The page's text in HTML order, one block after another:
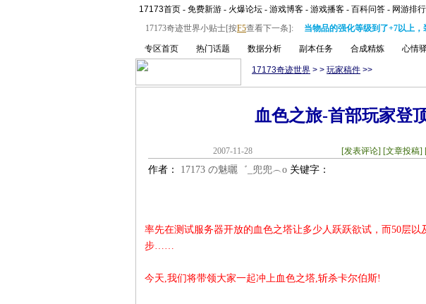
17173首页 - 免费新游 - 火爆论坛 - 游戏博客 - 游戏播客 - 百科问答 - 网游排
17173奇迹世界小贴士[按F5查看下一条]: 当物品的强化等级到了+7以上
专区首页 热门话题 数据分析 副本任务 合成精炼 心情
17173奇迹世界 > > 玩家稿件 >>
血色之旅-首部玩家登
2007-11-28 [发表评论] [文章投稿]
作者： 17173 の魅曬゛_兜兜︵o 关键字：
率先在测试服务器开放的血色之塔让多少人跃跃欲试，而50层
步……
今天,我们将带领大家一起冲上血色之塔,斩杀卡尔伯斯!